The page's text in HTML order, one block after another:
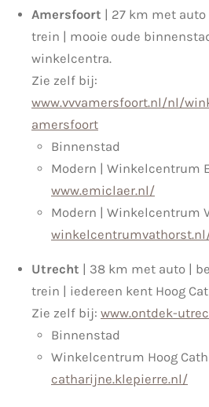
Amersfoort | 27 km met
trein | mooie oude
winkelcentra.
Zie zelf bij:
www.vvvamersfoort.nl/nl/
amersfoort
Binnenstad
Modern | Winkelcentrum
www.emiclaer.nl/
Modern | Winkelcentrum
Utrecht | 38 km met auto |
trein | iedereen kent Hoog
Zie zelf bij: www.ontdek-
Binnenstad
Winkelcentrum Hoog
catharijne.klepierre.nl/